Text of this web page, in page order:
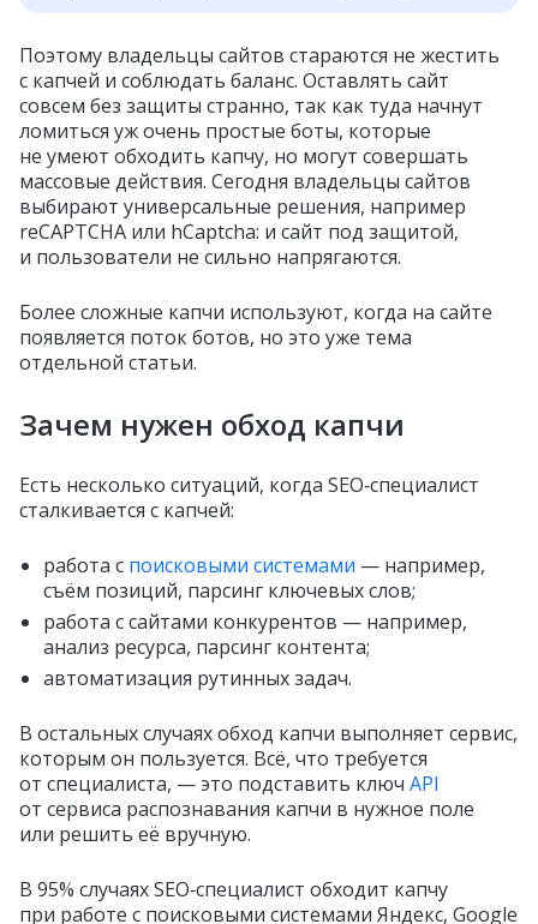
Поэтому владельцы сайтов стараются не жестить
с капчей и соблюдать баланс. Оставлять сайт
совсем без защиты странно, так как туда начнут
ломиться уж очень простые боты, которые
не умеют обходить капчу, но могут совершать
массовые действия. Сегодня владельцы сайтов
выбирают универсальные решения, например
reCAPTCHA или hCaptcha: и сайт под защитой,
и пользователи не сильно напрягаются.
Более сложные капчи используют, когда на сайте
появляется поток ботов, но это уже тема
отдельной статьи.
Зачем нужен обход капчи
Есть несколько ситуаций, когда SEO‑специалист
сталкивается с капчей:
работа с поисковыми системами — например,
съём позиций, парсинг ключевых слов;
работа с сайтами конкурентов — например,
анализ ресурса, парсинг контента;
автоматизация рутинных задач.
В остальных случаях обход капчи выполняет сервис,
которым он пользуется. Всё, что требуется
от специалиста, — это подставить ключ API
от сервиса распознавания капчи в нужное поле
или решить её вручную.
В 95% случаях SEO‑специалист обходит капчу
при работе с поисковыми системами Яндекс, Google